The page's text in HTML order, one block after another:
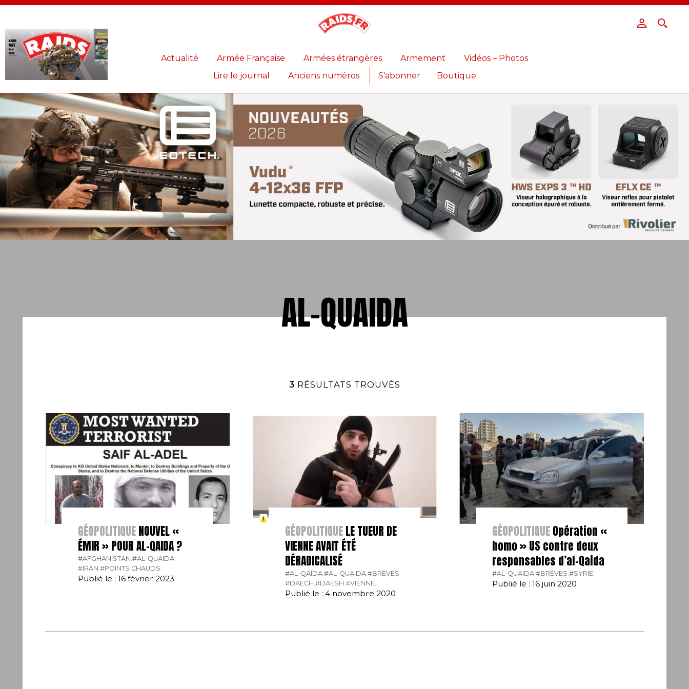
Actualité Armée Française Armées étrangères Armement
Vidéos – Photos
Lire le journal
Anciens numéros S'abonner Boutique
AL-QUAIDA
3 RÉSULTATS TROUVÉS
GÉOPOLITIQUENOUVEL «
ÉMIR » POUR AL-QAIDA ?
#AFGHANISTAN.#AL-QUAIDA.
#IRAN.#POINTS CHAUDS.
Publié le : 16 février 2023
GÉOPOLITIQUELE TUEUR DE
VIENNE AVAIT ÉTÉ
DÉRADICALISÉ
#AL-QAÏDA.#AL-QUAIDA.#BRÈVES.
#DAECH.#DAESH.#VIENNE.
Publié le : 4 novembre 2020
GÉOPOLITIQUEOpération «
homo » US contre deux
responsables d’al-Qaida
#AL-QUAIDA.#BRÈVES.#SYRIE.
Publié le : 16 juin 2020
Panneau de gestion des cookies